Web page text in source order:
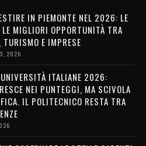
IN PIEMONTE NEL 2026: LE
LE MIGLIORI OPPORTUNITÀ TRA
E IMPRESE
2026
ITALIANE 2026:
NEI PUNTEGGI, MA SCIVOLA
IL POLITECNICO RESTA TRA